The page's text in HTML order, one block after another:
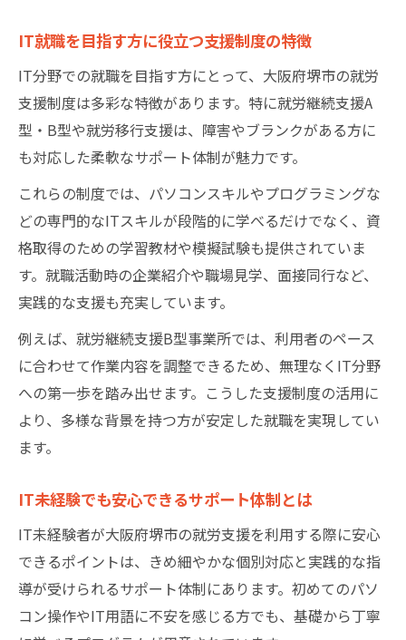
IT初心者が実践力を高めるための取り組み
IT就職を目指す方に役立つ支援制度の特徴
IT分野での就職を目指す方にとって、大阪府堺市の就労
支援制度は多彩な特徴があります。特に就労継続支援A
型・B型や就労移行支援は、障害やブランクがある方に
も対応した柔軟なサポート体制が魅力です。
これらの制度では、パソコンスキルやプログラミングな
どの専門的なITスキルが段階的に学べるだけでなく、資
格取得のための学習教材や模擬試験も提供されていま
す。就職活動時の企業紹介や職場見学、面接同行など、
実践的な支援も充実しています。
例えば、就労継続支援B型事業所では、利用者のペース
に合わせて作業内容を調整できるため、無理なくIT分野
への第一歩を踏み出せます。こうした支援制度の活用に
より、多様な背景を持つ方が安定した就職を実現してい
ます。
IT未経験でも安心できるサポート体制とは
IT未経験者が大阪府堺市の就労支援を利用する際に安心
できるポイントは、きめ細やかな個別対応と実践的な指
導が受けられるサポート体制にあります。初めてのパソ
コン操作やIT用語に不安を感じる方でも、基礎から丁寧